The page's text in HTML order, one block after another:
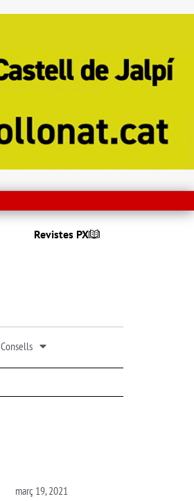
Revistes PX
Consells
març 19, 2021